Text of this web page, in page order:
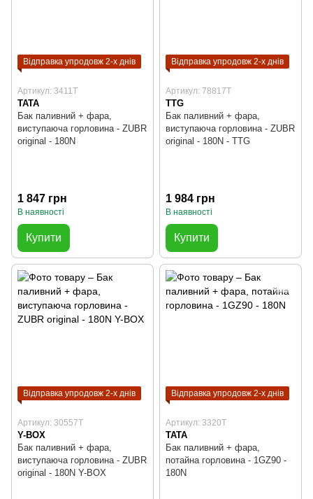
Відправка упродовж 2-х днів
Артикул: 3411T
TATA
Бак паливний + фара,
виступаюча горловина - ZUBR
original - 180N
1 847 грн
В наявності
Купити
Відправка упродовж 2-х днів
Артикул: 78817T
TTG
Бак паливний + фара,
виступаюча горловина - ZUBR
original - 180N - TTG
1 984 грн
В наявності
Купити
Відправка упродовж 2-х днів
Артикул: 30557T
Y-BOX
Бак паливний + фара,
виступаюча горловина - ZUBR
original - 180N Y-BOX
Відправка упродовж 2-х днів
Артикул: 3320T
TATA
Бак паливний + фара,
потайна горловина - 1GZ90 -
180N